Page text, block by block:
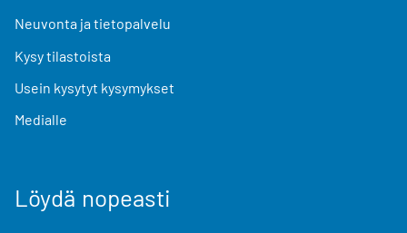
Neuvonta ja tietopalvelu
Kysy tilastoista
Usein kysytyt kysymykset
Medialle
Löydä nopeasti